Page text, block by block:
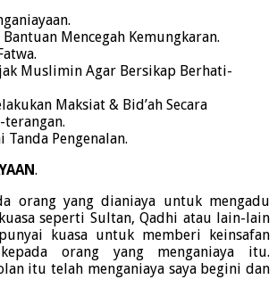
Bantuan Mencegah Kemungkaran.
Muslimin Agar Bersikap Berhati-
Maksiat & Bid’ah Secara
terangan.
Tanda Pengenalan.
.
orang yang dianiaya untuk mengadu
seperti Sultan, Qadhi atau lain-lain
kuasa untuk memberi keinsafan
orang yang menganiaya itu.
itu telah menganiaya saya begini dan